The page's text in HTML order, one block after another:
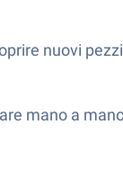
nuovi
mano a